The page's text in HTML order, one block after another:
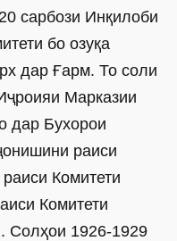
сарбози Инқилоби
бо озуқа
дар Ғарм. То соли
Марказии
дар Бухорои
раиси
Комитети
Комитети
Солҳои 1926-1929